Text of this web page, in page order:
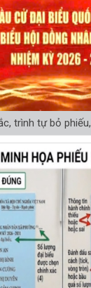
trình tự bỏ